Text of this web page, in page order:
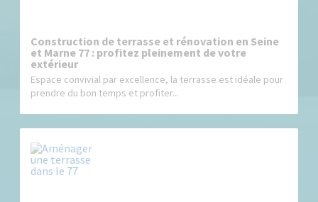
Construction de terrasse et rénovation en Seine
et Marne 77 : profitez pleinement de votre
extérieur
Espace convivial par excellence, la terrasse est idéale pour
prendre du bon temps et profiter...